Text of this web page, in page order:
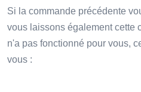
Si la commande précédente
vous laissons également cette
n'a pas fonctionné pour vous,
vous :